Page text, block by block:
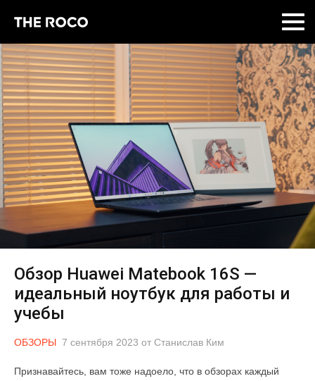
Обзор Huawei Matebook 16S —
идеальный ноутбук для работы и
учебы
ОБЗОРЫ 7 сентября 2023 от Станислав Ким
Признавайтесь, вам тоже надоело, что в обзорах каждый